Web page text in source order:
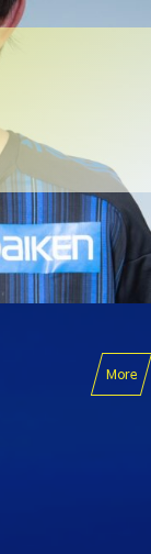
More